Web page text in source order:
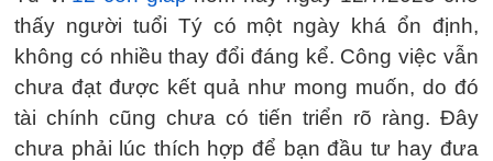
thấy người tuổi Tý có một ngày khá ổn định,
không có nhiều thay đổi đáng kể. Công việc vẫn
chưa đạt được kết quả như mong muốn, do đó
tài chính cũng chưa có tiến triển rõ ràng. Đây
chưa phải lúc thích hợp để bạn đầu tư hay đưa